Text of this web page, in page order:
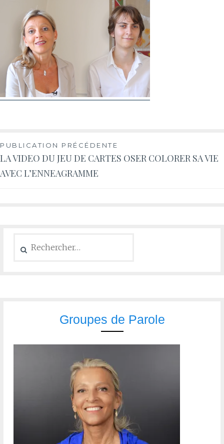
PUBLICATION PRÉCÉDENTE
LA VIDEO DU JEU DE CARTES OSER COLORER SA VIE
AVEC L’ENNEAGRAMME
Groupes de Parole